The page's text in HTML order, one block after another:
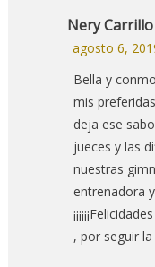
Nery
agosto 6,
Bella y
mis
deja ese
jueces y las
nuestras
entrenadora
, por seguir